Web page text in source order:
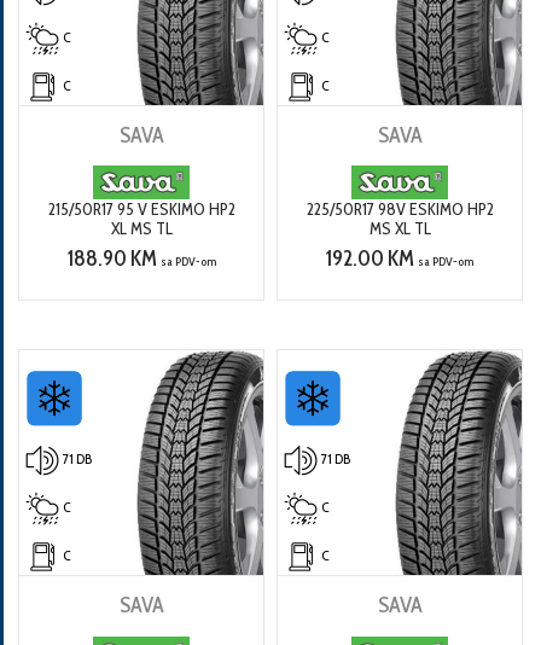
C
C
SAVA
215/50R17 95 V ESKIMO HP2
XL MS TL
188.90 KM sa PDV-om
C
C
SAVA
225/50R17 98V ESKIMO HP2
MS XL TL
192.00 KM sa PDV-om
71 DB
C
C
SAVA
71 DB
C
C
SAVA